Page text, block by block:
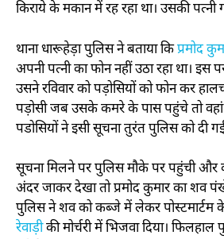
किराये के मकान में रह रहा था। उसकी पत्नी
थाना धारूहेड़ा पुलिस ने बताया किप्रमोद
अपनी पत्नी का फोन नहीं उठा रहा था। इस
उसने रविवार को पड़ोसियों को फोन कर
पड़ोसी जब उसके कमरे के पास पहुंचे तो
पडोसियों ने इसी सूचना तुरंत पुलिस को दी
सूचना मिलने पर पुलिस मौके पर पहुंची और
अंदर जाकर देखा तो प्रमोद कुमार का शव
पुलिस ने शव को कब्जे में लेकर पोस्टमार्टम
रेवाड़ीकी मोर्चरी में भिजवा दिया।